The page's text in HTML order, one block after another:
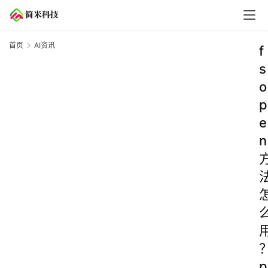
首页 AI资讯
f
s
o
p
e
n